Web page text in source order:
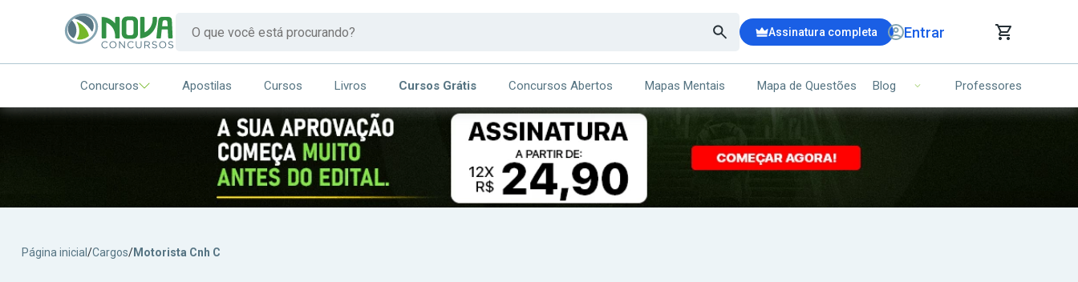
Assinatura completa Entrar
CARRINHO DE COMPRAS
ITENS (00)
Seu carrinho ainda está vazio.
Concursos Apostilas Cursos Livros Cursos Grátis Concursos Abertos Mapas Mentais Mapa de Questões Blog Professores
Página inicial /Cargos/Motorista Cnh C